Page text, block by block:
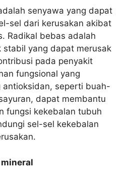
senyawa yang dapat
sel dari kerusakan akibat
Radikal bebas adalah
stabil yang dapat merusak
pada penyakit
fungsional yang
antioksidan, seperti buah-
dapat membantu
fungsi kekebalan tubuh
sel-sel kekebalan